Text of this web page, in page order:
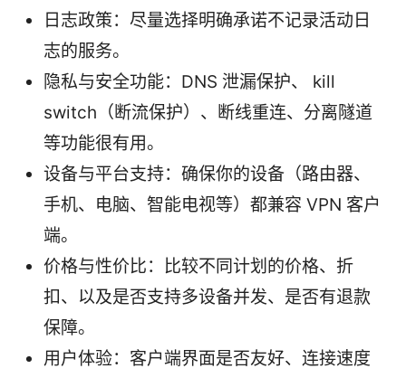
日志政策：尽量选择明确承诺不记录活动日
志的服务。
隐私与安全功能：DNS 泄漏保护、 kill
switch（断流保护）、断线重连、分离隧道
等功能很有用。
设备与平台支持：确保你的设备（路由器、
手机、电脑、智能电视等）都兼容 VPN 客户
端。
价格与性价比：比较不同计划的价格、折
扣、以及是否支持多设备并发、是否有退款
保障。
用户体验：客户端界面是否友好、连接速度